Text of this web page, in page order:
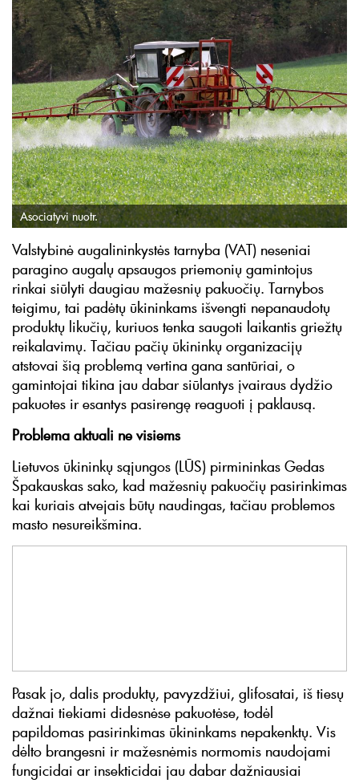
Asociatyvi nuotr.
Valstybinė augalininkystės tarnyba (VAT) neseniai
paragino augalų apsaugos priemonių gamintojus
rinkai siūlyti daugiau mažesnių pakuočių. Tarnybos
teigimu, tai padėtų ūkininkams išvengti nepanaudotų
produktų likučių, kuriuos tenka saugoti laikantis griežtų
reikalavimų. Tačiau pačių ūkininkų organizacijų
atstovai šią problemą vertina gana santūriai, o
gamintojai tikina jau dabar siūlantys įvairaus dydžio
pakuotes ir esantys pasirengę reaguoti į paklausą.
Problema aktuali ne visiems
Lietuvos ūkininkų sąjungos (LŪS) pirmininkas Gedas
Špakauskas sako, kad mažesnių pakuočių pasirinkimas
kai kuriais atvejais būtų naudingas, tačiau problemos
masto nesureikšmina.
Pasak jo, dalis produktų, pavyzdžiui, glifosatai, iš tiesų
dažnai tiekiami didesnėse pakuotėse, todėl
papildomas pasirinkimas ūkininkams nepakenktų. Vis
dėlto brangesni ir mažesnėmis normomis naudojami
fungicidai ar insekticidai jau dabar dažniausiai